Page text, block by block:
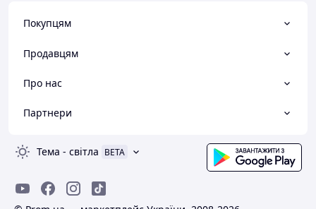
Покупцям
Продавцям
Про нас
Партнери
Тема - світла BETA